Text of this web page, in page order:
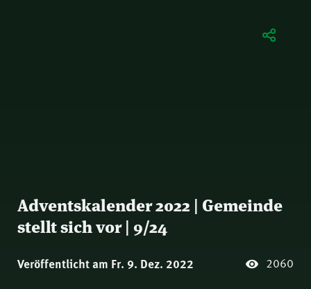
Adventskalender 2022 | Gemeinde
stellt sich vor | 9/24
Veröffentlicht am Fr. 9. Dez. 2022 2060